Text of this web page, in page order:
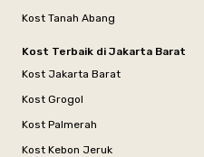
Kost Tanah Abang
Kost Terbaik di Jakarta Barat
Kost Jakarta Barat
Kost Grogol
Kost Palmerah
Kost Kebon Jeruk